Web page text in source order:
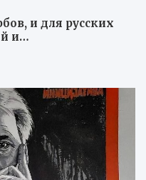
и для русских
и